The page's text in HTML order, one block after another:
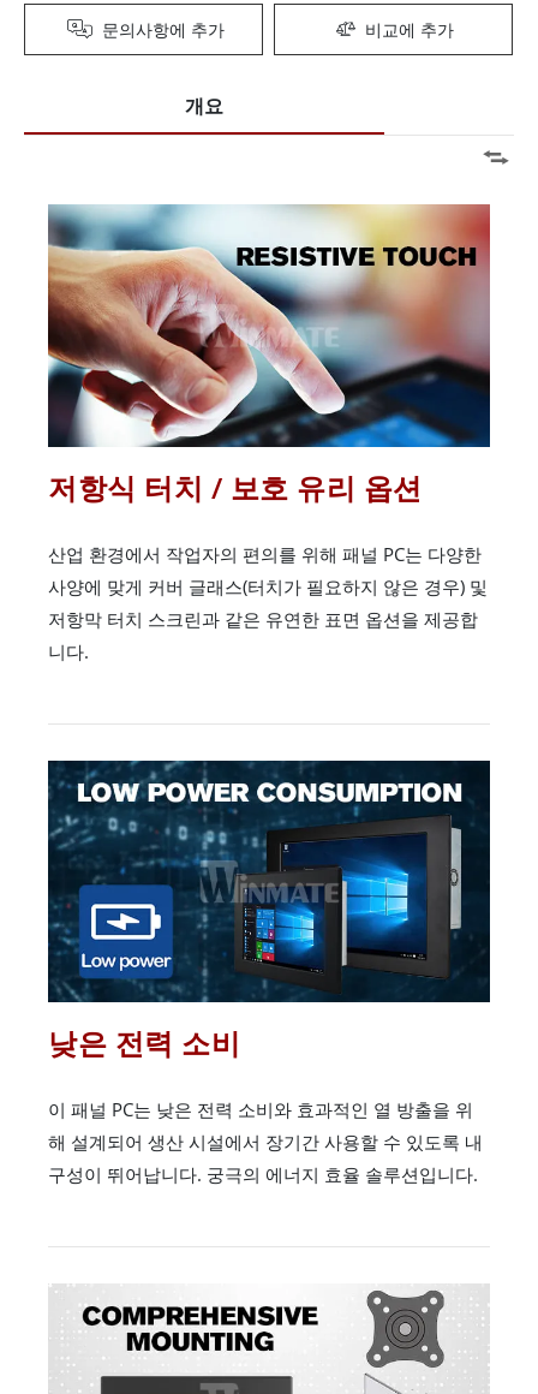
문의사항에 추가 비교에 추가
개요
저항식 터치 / 보호 유리 옵션
산업 환경에서 작업자의 편의를 위해 패널 PC는 다양한
사양에 맞게 커버 글래스(터치가 필요하지 않은 경우) 및
저항막 터치 스크린과 같은 유연한 표면 옵션을 제공합
니다.
낮은 전력 소비
이 패널 PC는 낮은 전력 소비와 효과적인 열 방출을 위
해 설계되어 생산 시설에서 장기간 사용할 수 있도록 내
구성이 뛰어납니다. 궁극의 에너지 효율 솔루션입니다.